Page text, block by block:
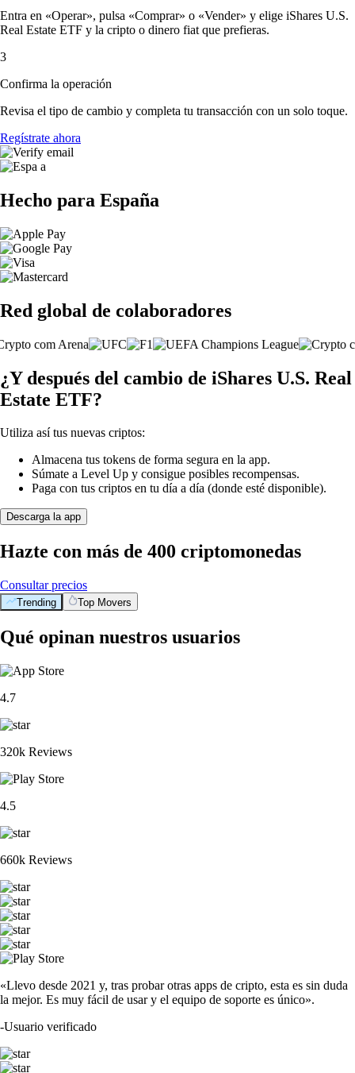
Entra en «Operar», pulsa «Comprar» o «Vender» y elige iShares U.S.
Real Estate ETF y la cripto o dinero fiat que prefieras.
3
Confirma la operación
Revisa el tipo de cambio y completa tu transacción con un solo toque.
Regístrate ahora
Hecho para España
Red global de colaboradores
¿Y después del cambio de iShares U.S. Real
Estate ETF?
Utiliza así tus nuevas criptos:
Almacena tus tokens de forma segura en la app.
Súmate a Level Up y consigue posibles recompensas.
Paga con tus criptos en tu día a día (donde esté disponible).
Descarga la app
Hazte con más de 400 criptomonedas
Consultar precios
Trending Top Movers
Qué opinan nuestros usuarios
4.7
320k Reviews
4.5
660k Reviews
«Llevo desde 2021 y, tras probar otras apps de cripto, esta es sin duda
la mejor. Es muy fácil de usar y el equipo de soporte es único».
-Usuario verificado